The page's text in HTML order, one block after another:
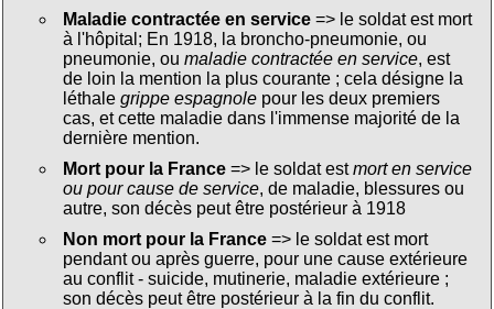
Maladie contractée en service=> le soldat est mort
à l'hôpital; En 1918, la broncho-pneumonie, ou
pneumonie, ou maladie contractée en service, est
de loin la mention la plus courante ; cela désigne la
léthale grippe espagnolepour les deux premiers
cas, et cette maladie dans l'immense majorité de la
dernière mention.
Mort pour la France=> le soldat estmort en service
ou pour cause de service, de maladie, blessures ou
autre, son décès peut être postérieur à 1918
Non mort pour la France=> le soldat est mort
pendant ou après guerre, pour une cause extérieure
au conflit - suicide, mutinerie, maladie extérieure ;
son décès peut être postérieur à la fin du conflit.